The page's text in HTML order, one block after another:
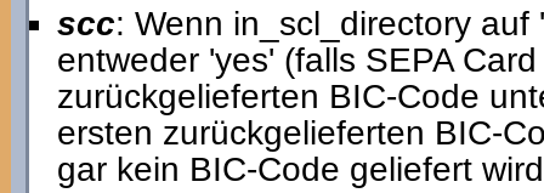
scc: Wenn in_scl_directory
entweder 'yes' (falls SEPA
zurückgelieferten BIC-Code
ersten zurückgelieferten BIC-
gar kein BIC-Code geliefert